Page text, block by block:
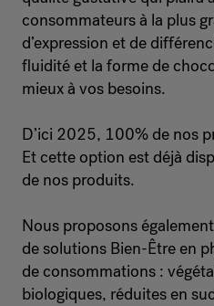
consommateurs à la plus
d’expression et de
fluidité et la forme de
mieux à vos besoins.
D’ici 2025, 100% de nos
Et cette option est déjà
de nos produits.
Nous proposons
de solutions Bien-Être en
de consommations :
biologiques, réduites en